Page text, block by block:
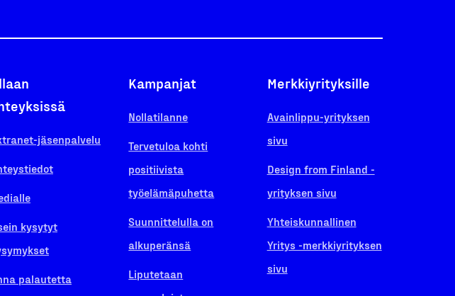
jäsenpalvelu
kysytyt
palautetta
Kampanjat
Nollatilanne
Tervetuloa kohti
positiivista
työelämäpuhetta
Suunnittelulla on
alkuperänsä
Liputetaan
Merkkiyrityksille
Avainlippu-yrityksen
sivu
Design from Finland -
yrityksen sivu
Yhteiskunnallinen
Yritys -merkkiyrityksen
sivu